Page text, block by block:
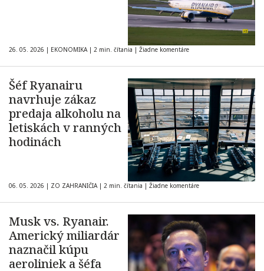
26. 05. 2026 | EKONOMIKA | 2 min. čítania | Žiadne komentáre
Šéf Ryanairu
navrhuje zákaz
predaja alkoholu na
letiskách v ranných
hodinách
06. 05. 2026 | ZO ZAHRANIČIA | 2 min. čítania | Žiadne komentáre
Musk vs. Ryanair.
Americký miliardár
naznačil kúpu
aeroliniek a šéfa